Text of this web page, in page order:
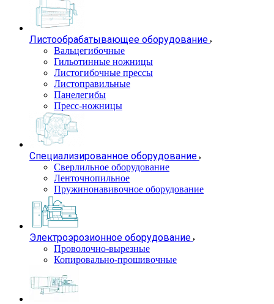
Листообрабатывающее оборудование
Вальцегибочные
Гильотинные ножницы
Листогибочные прессы
Листоправильные
Панелегибы
Пресс-ножницы
Специализированное оборудование
Сверлильное оборудование
Ленточнопильное
Пружинонавивочное оборудование
Электроэрозионное оборудование
Проволочно-вырезные
Копировально-прошивочные